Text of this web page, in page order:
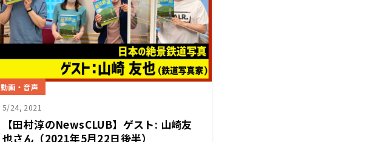
動画・音声
5/24, 2021
【田村淳のNewsCLUB】ゲスト: 山崎友
也さん（2021年5月22日後半）